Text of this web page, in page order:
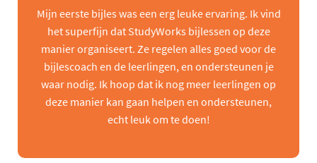
Mijn eerste bijles was een erg leuke ervaring. Ik vind
het superfijn dat StudyWorks bijlessen op deze
manier organiseert. Ze regelen alles goed voor de
bijlescoach en de leerlingen, en ondersteunen je
waar nodig. Ik hoop dat ik nog meer leerlingen op
deze manier kan gaan helpen en ondersteunen,
echt leuk om te doen!